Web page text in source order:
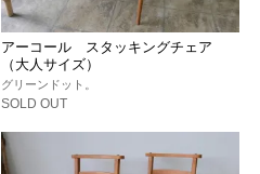
アーコール スタッキングチェア
（大人サイズ）
グリーンドット。
SOLD OUT